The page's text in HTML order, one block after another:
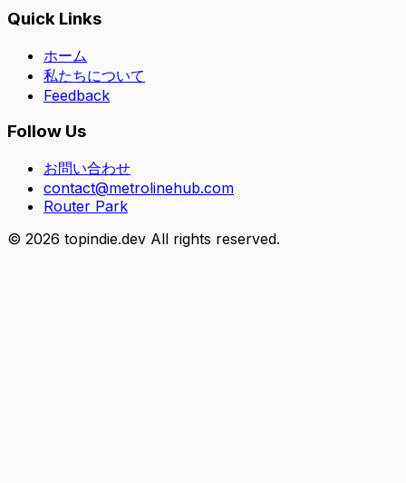
Quick Links
ホーム
私たちについて
Feedback
Follow Us
お問い合わせ
contact@metrolinehub.com
Router Park
© 2026 topindie.dev All rights reserved.